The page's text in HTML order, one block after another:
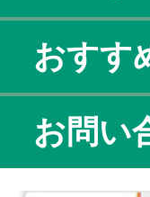
おすす
お問い